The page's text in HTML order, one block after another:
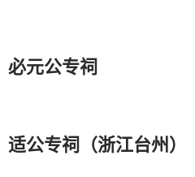
必元公专祠
适公专祠（浙江台州）